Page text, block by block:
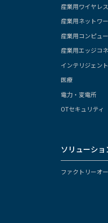
産業用ワイヤレ
産業用ネットワ
産業用コンピュ
産業用エッジコ
インテリジェン
医療
電力・変電所
OTセキュリティ
ソリューショ
ファクトリーオ